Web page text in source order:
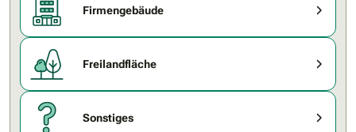
Firmengebäude
Freilandfläche
Sonstiges